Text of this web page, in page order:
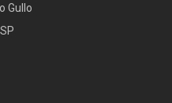
Gullo